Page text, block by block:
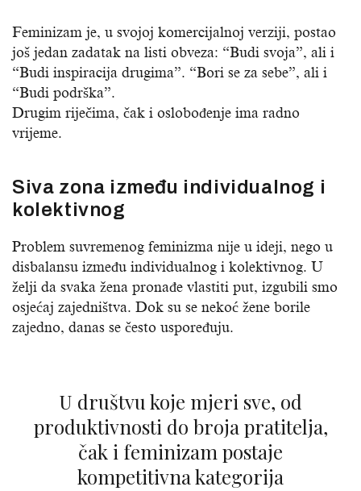
Feminizam je, u svojoj komercijalnoj verziji, postao
još jedan zadatak na listi obveza: “Budi svoja”, ali i
“Budi inspiracija drugima”. “Bori se za sebe”, ali i
“Budi podrška”.
Drugim riječima, čak i oslobođenje ima radno
vrijeme.
Siva zona između individualnog i
kolektivnog
Problem suvremenog feminizma nije u ideji, nego u
disbalansu između individualnog i kolektivnog. U
želji da svaka žena pronađe vlastiti put, izgubili smo
osjećaj zajedništva. Dok su se nekoć žene borile
zajedno, danas se često uspoređuju.
U društvu koje mjeri sve, od
produktivnosti do broja pratitelja,
čak i feminizam postaje
kompetitivna kategorija